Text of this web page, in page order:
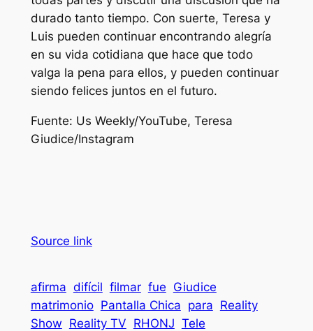
durado tanto tiempo. Con suerte, Teresa y
Luis pueden continuar encontrando alegría
en su vida cotidiana que hace que todo
valga la pena para ellos, y pueden continuar
siendo felices juntos en el futuro.
Fuente: Us Weekly/YouTube, Teresa
Giudice/Instagram
Source link
afirma difícil filmar fue Giudice
matrimonio Pantalla Chica para Reality
Show Reality TV RHONJ Tele